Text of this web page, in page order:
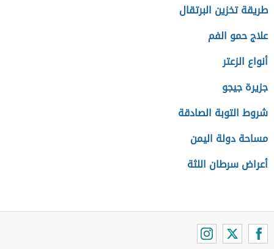
طريقة تخزين البرتقال
علاج حمو الفم
أنواع الزعتر
جزيرة جيجو
شروط التوبة الصادقة
مساحة دولة اليمن
أعراض سرطان اللثة